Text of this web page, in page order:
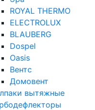
ROYAL THERMO
ELECTROLUX
BLAUBERG
Dospel
Oasis
Вентс
Домовент
вытяжные